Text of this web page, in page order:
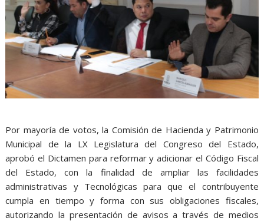
Por mayoría de votos, la Comisión de Hacienda y Patrimonio
Municipal de la LX Legislatura del Congreso del Estado,
aprobó el Dictamen para reformar y adicionar el Código Fiscal
del Estado, con la finalidad de ampliar las facilidades
administrativas y Tecnológicas para que el contribuyente
cumpla en tiempo y forma con sus obligaciones fiscales,
autorizando la presentación de avisos a través de medios